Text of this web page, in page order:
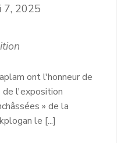
7, 2025
ont l'honneur de
de l'exposition
» de la
le [...]